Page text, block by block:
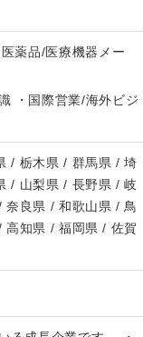
薬品/医療機器メー
・国際営業/海外ビジ
/ 栃木県 / 群馬県 / 埼
/ 山梨県 / 長野県 / 岐
良県 / 和歌山県 / 鳥
知県 / 福岡県 / 佐賀